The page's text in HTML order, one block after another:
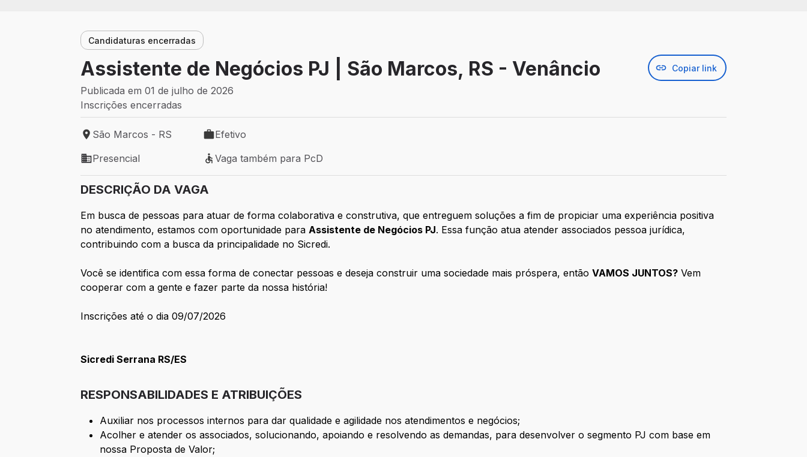
Candidaturas encerradas
Assistente de Negócios PJ | São Marcos, RS - Venâncio Copiar link
Publicada em 01 de julho de 2026
Inscrições encerradas
Local de trabalho: São Marcos - RS
São Marcos - RS
Tipo de vaga: Efetivo
Efetivo
Modelo de trabalho: Presencial
Presencial
Vaga também para PcD
Vaga também para PcD
DESCRIÇÃO DA VAGA
Em busca de pessoas para atuar de forma colaborativa e construtiva, que entreguem soluções a fim de propiciar uma experiência positiva
no atendimento, estamos com oportunidade paraAssistente de Negócios PJ. Essa função atua atender associados pessoa jurídica,
contribuindo com a busca da principalidade no Sicredi.
Você se identifica com essa forma de conectar pessoas e deseja construir uma sociedade mais próspera, entãoVAMOS JUNTOS? Vem
cooperar com a gente e fazer parte da nossa história!
Inscrições até o dia 09/07/2026
Sicredi Serrana RS/ES
RESPONSABILIDADES E ATRIBUIÇÕES
Auxiliar nos processos internos para dar qualidade e agilidade nos atendimentos e negócios;
Acolher e atender os associados, solucionando, apoiando e resolvendo as demandas, para desenvolver o segmento PJ com base em
nossa Proposta de Valor;